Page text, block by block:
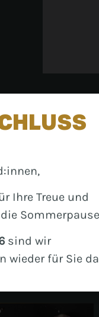
Ihre Treue und
sind wir
wieder für Sie